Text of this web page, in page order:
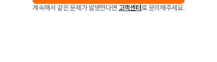
계속해서 같은 문제가 발생한다면 고객센터로 문의해주세요.